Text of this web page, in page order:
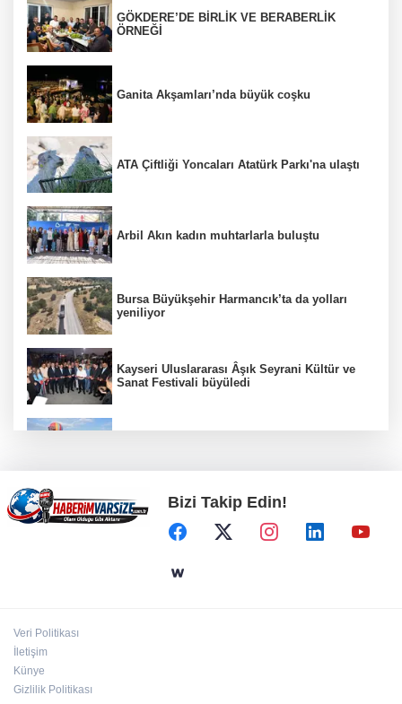
GÖKDERE’DE BİRLİK VE BERABERLİK
ÖRNEĞİ
Ganita Akşamları’nda büyük coşku
ATA Çiftliği Yoncaları Atatürk Parkı'na ulaştı
Arbil Akın kadın muhtarlarla buluştu
Bursa Büyükşehir Harmancık’ta da yolları
yeniliyor
Kayseri Uluslararası Âşık Seyrani Kültür ve
Sanat Festivali büyüledi
İzmir Tire lokantalarında yeni dönem başlıyor
Türkiye Kültür Yolu Festivali Malatya'da
Bizi Takip Edin!
Veri Politikası
İletişim
Künye
Gizlilik Politikası